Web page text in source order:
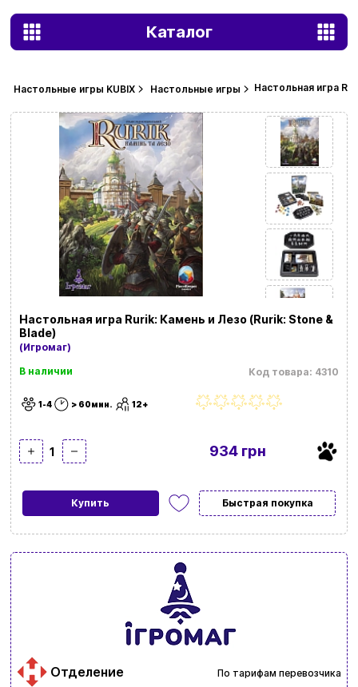
Каталог
Настольные игры KUBIX Настольные игры Настольная игра
Настольная игра Rurik: Камень и Лезо (Rurik: Stone &
Blade)
(Игромаг)
Код товара: 4310
В наличии
1-4 > 60мин. 12+
934 грн
1
Купить Быстрая покупка
Отделение По тарифам перевозчика